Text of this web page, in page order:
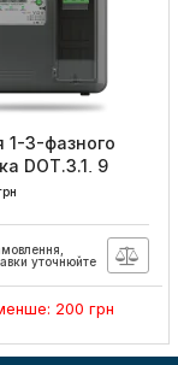
1-3-фазного
DOT.3.1, 9
NIK
уточнюйте
200 грн